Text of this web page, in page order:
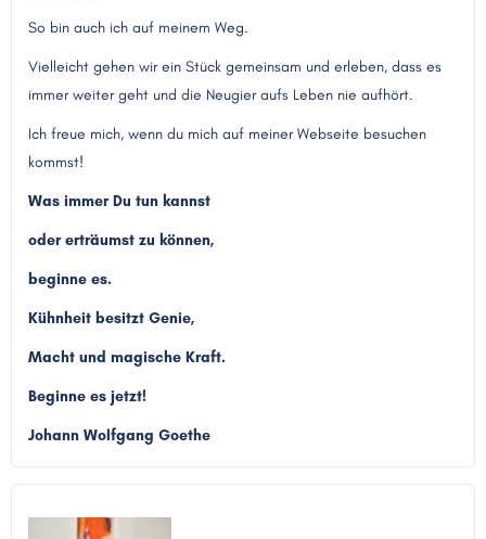
So bin auch ich auf meinem Weg.
Vielleicht gehen wir ein Stück gemeinsam und erleben, dass es
immer weiter geht und die Neugier aufs Leben nie aufhört.
Ich freue mich, wenn du mich auf meiner Webseite besuchen
kommst!
Was immer Du tun kannst
oder erträumst zu können,
beginne es.
Kühnheit besitzt Genie,
Macht und magische Kraft.
Beginne es jetzt!
Johann Wolfgang Goethe